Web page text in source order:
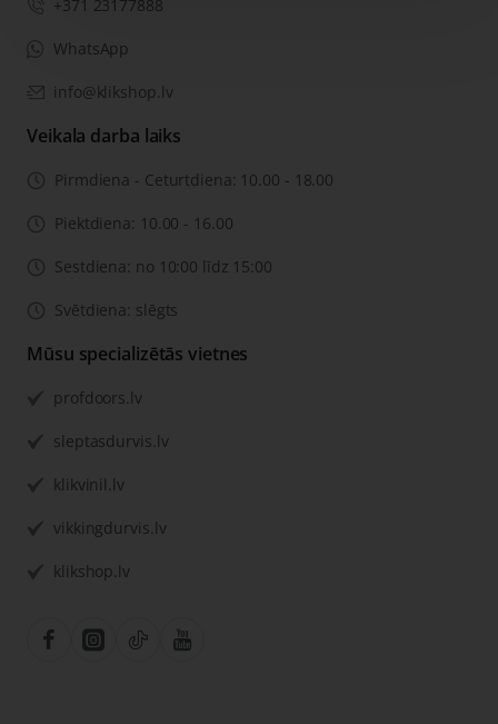
+371 23177888
WhatsApp
info@klikshop.lv
Veikala darba laiks
Pirmdiena - Ceturtdiena: 10.00 - 18.00
Piektdiena: 10.00 - 16.00
Sestdiena: no 10:00 līdz 15:00
Svētdiena: slēgts
Mūsu specializētās vietnes
profdoors.lv
sleptasdurvis.lv
klikvinil.lv
vikkingdurvis.lv
klikshop.lv